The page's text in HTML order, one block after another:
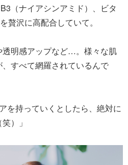
（ナイアシンアミド）、ビタ
贅沢に高配合していて。
明感アップなど…。様々な肌
すべて網羅されているんで
を持っていくとしたら、絶対に
）」